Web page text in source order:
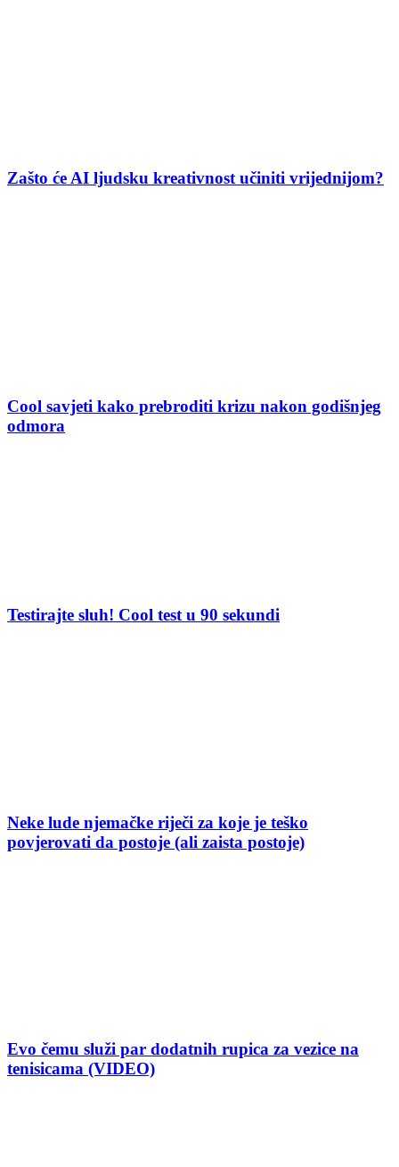
Zašto će AI ljudsku kreativnost učiniti vrijednijom?
Cool savjeti kako prebroditi krizu nakon godišnjeg
odmora
Testirajte sluh! Cool test u 90 sekundi
Neke lude njemačke riječi za koje je teško
povjerovati da postoje (ali zaista postoje)
Evo čemu služi par dodatnih rupica za vezice na
tenisicama (VIDEO)